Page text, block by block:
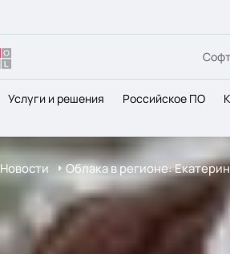
Услуги и решения Российское ПО
Новости Облака в регионе: